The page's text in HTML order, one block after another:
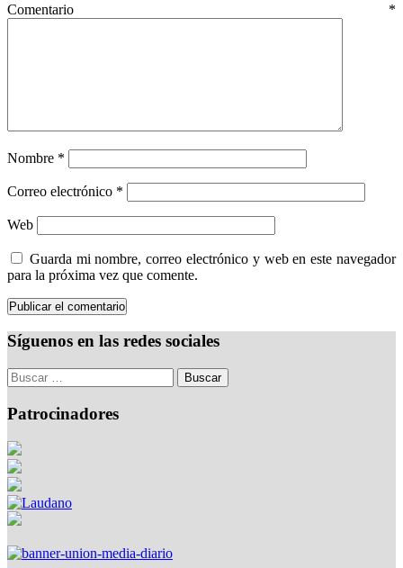
Comentario *
Nombre *
Correo electrónico *
Web
Guarda mi nombre, correo electrónico y web en este navegador
para la próxima vez que comente.
Síguenos en las redes sociales
Patrocinadores